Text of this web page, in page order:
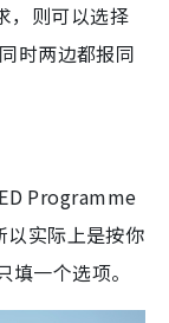
，则可以选择
时两边都报同
Programme
实际上是按你
一个选项。